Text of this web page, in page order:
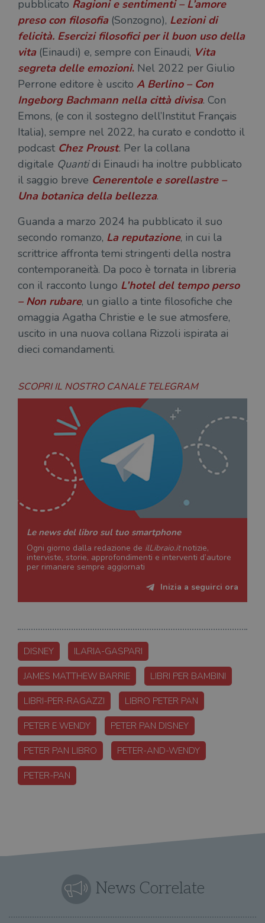
pubblicato Ragioni e sentimenti – L’amore
preso con filosofia (Sonzogno), Lezioni di
felicità. Esercizi filosofici per il buon uso della
vita(Einaudi) e, sempre con Einaudi, Vita
segreta delle emozioni. Nel 2022 per Giulio
Perrone editore è uscito A Berlino – Con
Ingeborg Bachmann nella città divisa. Con
Emons, (e con il sostegno dell’Institut Français
Italia), sempre nel 2022, ha curato e condotto il
podcast Chez Proust. Per la collana
digitale Quantidi Einaudi ha inoltre pubblicato
il saggio breve Cenerentole e sorellastre –
Una botanica della bellezza.
Guanda a marzo 2024 ha pubblicato il suo
secondo romanzo, La reputazione, in cui la
scrittrice affronta temi stringenti della nostra
contemporaneità. Da poco è tornata in libreria
con il racconto lungo L’hotel del tempo perso
– Non rubare, un giallo a tinte filosofiche che
omaggia Agatha Christie e le sue atmosfere,
uscito in una nuova collana Rizzoli ispirata ai
dieci comandamenti.
SCOPRI IL NOSTRO CANALE TELEGRAM
Le news del libro sul tuo smartphone
Ogni giorno dalla redazione de ilLibraio.itnotizie,
interviste, storie, approfondimenti e interventi d’autore
per rimanere sempre aggiornati
Inizia a seguirci ora
DISNEY ILARIA-GASPARI
JAMES MATTHEW BARRIE LIBRI PER BAMBINI
LIBRI-PER-RAGAZZI LIBRO PETER PAN
PETER E WENDY PETER PAN DISNEY
PETER PAN LIBRO PETER-AND-WENDY
PETER-PAN
News Correlate
cookie viene
utilizzato per
distinguere gli
assegnando un
generato
come
del client. È
richiesta di
pagina in un
sito e utilizzato
per calcolare i
dati di
campagne per i
report di analisi
dei siti. Per
impostazione
sia
personalizzabile
dai proprietari
di siti Web.
VISITOR_INFO1_LIVE
Google LLC
.youtube.com
5 mesi 4
settimane
VISITOR_PRIVACY_METADATA
YouTube
5 mesi 4